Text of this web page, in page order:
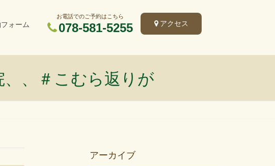
お電話でのご予約はこちら
078-581-5255 アクセス
ォーム
、、＃こむら返りが
アーカイブ